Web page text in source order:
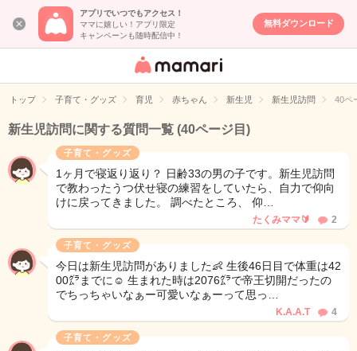
アプリでいつでもアクセス！
ママに嬉しい！アプリ限定
キャンペーンも随時配信中！
無料ダウンロード
女性専用匿名QA
イト
トップ 子育て・グッズ 育児 赤ちゃん 新生児 新生児訪問 40ペ
新生児訪問に関する質問一覧 (40ページ目)
子育て・グッズ
1ヶ月で寝返り返り？ 日齢33の男の子です。新生児訪問
で教わったうつ伏せ寝の練習をしていたら、自力で仰向
けに戻ってきました。 調べたところ、 仰…
たくみママ🔰 2
子育て・グッズ
今日は新生児訪問がありました👶 生後46日目で体重は42
00㌘までに☺️ 生まれた時は2076㌘で帝王切開だったの
でちっちゃいなぁー可愛いなぁーって思っ…
K.A.A.T 4
子育て・グッズ